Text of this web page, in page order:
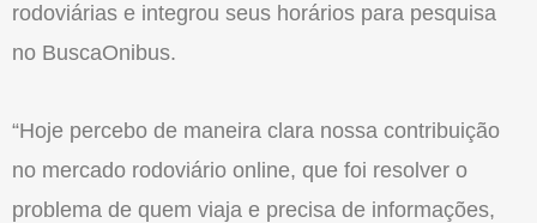
rodoviárias e integrou seus horários para pesquisa
no BuscaOnibus.
“Hoje percebo de maneira clara nossa contribuição
no mercado rodoviário online, que foi resolver o
problema de quem viaja e precisa de informações,